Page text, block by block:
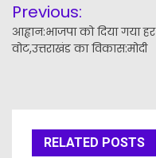
navigation
Previous:
आह्वान:भाजपा को दिया गया हर
वोट,उत्तराखंड का विकास:मोदी
RELATED POSTS